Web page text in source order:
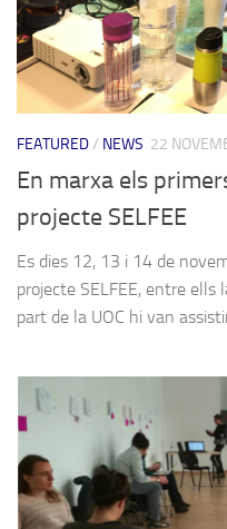
FEATURED/ NEWS 22
En marxa els
projecte SELFEE
Es dies 12, 13 i 14 de
projecte SELFEE, entre ells
part de la UOC hi van